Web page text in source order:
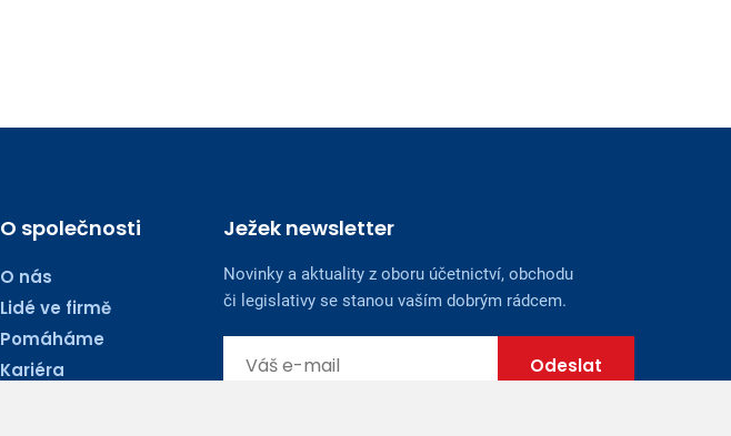
O společnosti
O nás
Lidé ve firmě
Pomáháme
Kariéra
Ježek newsletter
Novinky a aktuality z oboru účetnictví, obchodu
či legislativy se stanou vaším dobrým rádcem.